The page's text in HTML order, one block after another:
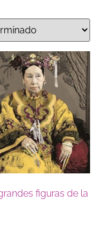
figuras de la